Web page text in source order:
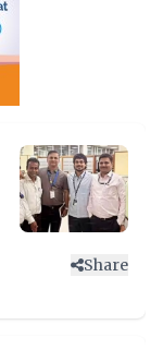
Share